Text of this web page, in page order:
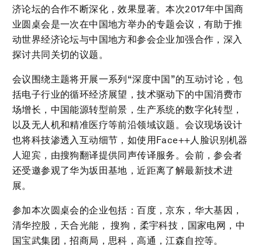
济论坛的合作不断深化，效果显著。本次2017年中国商
业圆桌会是一次在中国地方举办的专题会议，有助于推
动世界经济论坛与中国地方和参会企业加强合作，深入
探讨共同关切的议题。
会议围绕主题将开展一系列“深度中国”的互动讨论，包
括电子行业的循环经济展望，技术驱动下的中国消费市
场增长，中国能源转型前景，生产系统的数字化转型，
以及无人机和精准医疗等前沿领域议题。会议现场设计
也将科技渗透入互动细节，如使用Face++人脸识别机器
人迎宾，由搜狗翻译提供同声传译服务。会前，参会者
还受邀参观了华为坂田基地，近距离了解最新技术进
展。
参加本次圆桌会的企业包括：百度，京东，华大基因，
清华控股，天合光能， 搜狗，柔宇科技，国家电网，中
国宝武集团，招商局，思科，高通，江森自控等。